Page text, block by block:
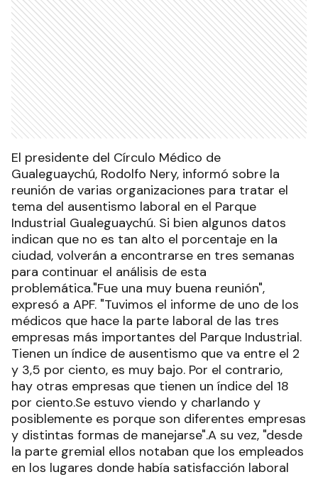
El presidente del Círculo Médico de
Gualeguaychú, Rodolfo Nery, informó sobre la
reunión de varias organizaciones para tratar el
tema del ausentismo laboral en el Parque
Industrial Gualeguaychú. Si bien algunos datos
indican que no es tan alto el porcentaje en la
ciudad, volverán a encontrarse en tres semanas
para continuar el análisis de esta
problemática."Fue una muy buena reunión",
expresó a APF. "Tuvimos el informe de uno de los
médicos que hace la parte laboral de las tres
empresas más importantes del Parque Industrial.
Tienen un índice de ausentismo que va entre el 2
y 3,5 por ciento, es muy bajo. Por el contrario,
hay otras empresas que tienen un índice del 18
por ciento.Se estuvo viendo y charlando y
posiblemente es porque son diferentes empresas
y distintas formas de manejarse".A su vez, "desde
la parte gremial ellos notaban que los empleados
en los lugares donde había satisfacción laboral